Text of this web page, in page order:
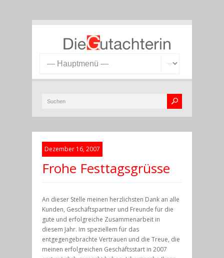
Dezember 16, 2007
Frohe Festtagsgrüsse
An dieser Stelle meinen herzlichsten Dank an alle
Kunden, Geschäftspartner und Freunde für die
gute und erfolgreiche Zusammenarbeit in
diesem Jahr. Im speziellem für das
entgegengebrachte Vertrauen und die Treue, die
meinen erfolgreichen Geschäftsstart in 2007